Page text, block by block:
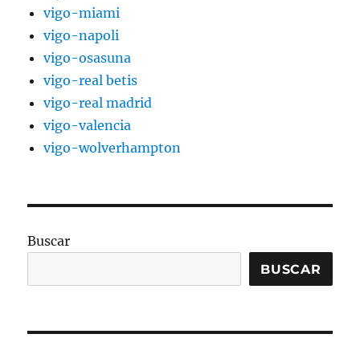
vigo-miami
vigo-napoli
vigo-osasuna
vigo-real betis
vigo-real madrid
vigo-valencia
vigo-wolverhampton
Buscar
BUSCAR